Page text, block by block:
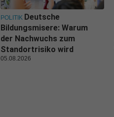
POLITIK Deutsche
Bildungsmisere: Warum
der Nachwuchs zum
Standortrisiko wird
05.08.2026